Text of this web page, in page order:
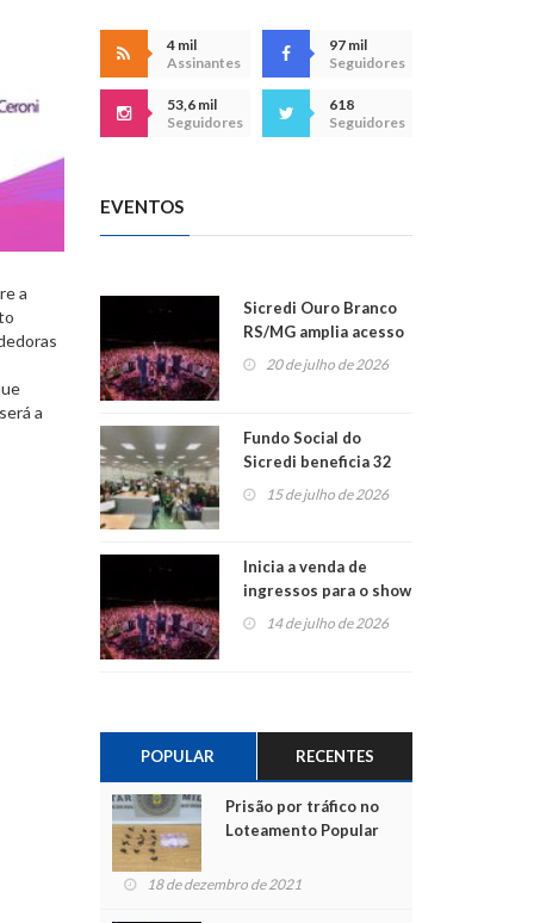
a
a
4 mil
Assinantes
97 mil
Seguidores
53,6 mil
Seguidores
618
Seguidores
EVENTOS
Sicredi Ouro Branco
RS/MG amplia acesso
ao show dos 45 anos
20 de julho de 2026
Fundo Social do
Sicredi beneficia 32
projetos em
Montenegro
15 de julho de 2026
Inicia a venda de
ingressos para o show
do Jota Quest nos 45
14 de julho de 2026
POPULAR RECENTES
Prisão por tráfico no
Loteamento Popular
18 de dezembro de 2021